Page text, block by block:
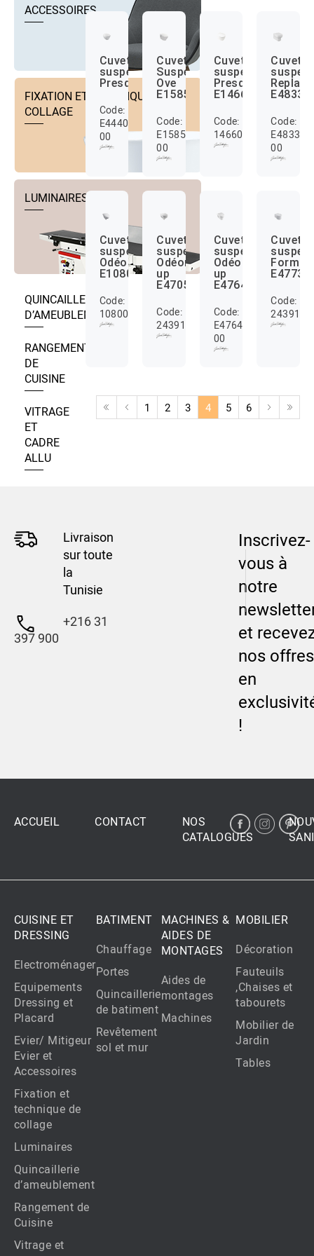
ACCESSOIRES
FIXATION ET TECHNIQUE DE
COLLAGE
LUMINAIRES
QUINCAILLERIE
D’AMEUBLEMENT
RANGEMENT
DE
CUISINE
VITRAGE
ET
CADRE
ALLU
Cuvette
suspendue
Presqu’île
Code:
E4440-
00
Cuvette
Suspendue
Ove
E1585
Code:
E1585-
00
Cuvette
suspendu
Presqu’île
E1466
Code:
146600X
Cuvette
Replay
E4833
Code:
E4833-
00
Cuvette
suspendue
Odéon
E1080
Code:
108000X
Cuvette
suspendue
Odéon
up
E4705
Code:
24391328
Cuvette
suspendue
Odéon
up
E4764
Code:
E4764-
00
Cuvette
E4773
Code:
1 2 3 4 5 6
Livraison
sur toute
la
Tunisie
+216 31
397 900
Inscrivez-
vous à
notre
et
nos offres
en
!
ACCUEIL CONTACT
NOS
CATALOGUES
CUISINE ET
DRESSING
Electroménager
Equipements
Dressing et
Placard
Evier/ Mitigeur
Evier et
Accessoires
Fixation et
technique de
collage
Luminaires
Quincaillerie
d’ameublement
Rangement de
Cuisine
Vitrage et
BATIMENT
Chauffage
Portes
Quincaillerie
de batiment
Revêtement
sol et mur
MACHINES &
AIDES DE
MONTAGES
Aides de
montages
Machines
MOBILIER
Décoration
Fauteuils
,Chaises et
tabourets
Mobilier de
Jardin
Tables